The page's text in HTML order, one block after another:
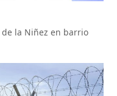
de la Niñez en barrio